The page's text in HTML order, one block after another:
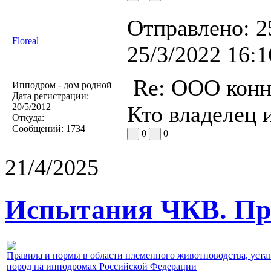
Floreal
Отправлено:
25/3/2022
Ипподром - дом родной
Дата регистрации:
20/5/2012
Откуда:
Сообщений: 1734
Re: ООО
Кто владелец
0 0
21/4/2025
Испытания ЧКВ.
Правила и нормы в области племенного животноводства,
пород на ипподромах Российской Федерации